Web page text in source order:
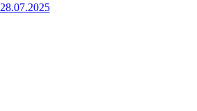
28.07.2025